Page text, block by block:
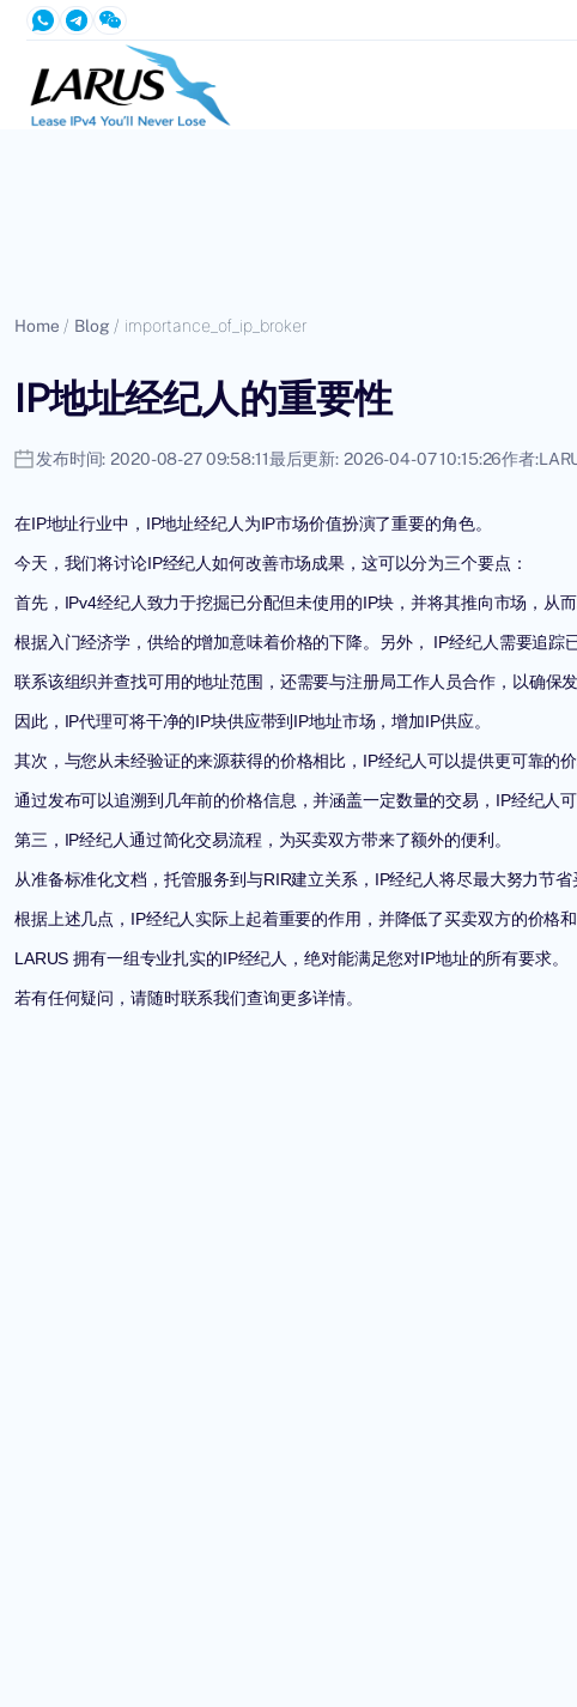
Home / Blog / importance_of_ip_broker
IP地址经纪人的重要性
发布时间: 2020-08-27 09:58:11最后更新: 2026-04-07 10:15:26作者:
在IP地址行业中，IP地址经纪人为IP市场价值扮演了重要的角色。
今天，我们将讨论IP经纪人如何改善市场成果，这可以分为三个要点：
首先，IPv4经纪人致力于挖掘已分配但未使用的IP块，并将其推向市场，从
根据入门经济学，供给的增加意味着价格的下降。另外， IP经纪人需要追踪
联系该组织并查找可用的地址范围，还需要与注册局工作人员合作，以确保
因此，IP代理可将干净的IP块供应带到IP地址市场，增加IP供应。
其次，与您从未经验证的来源获得的价格相比，IP经纪人可以提供更可靠的价
通过发布可以追溯到几年前的价格信息，并涵盖一定数量的交易，IP经纪人
第三，IP经纪人通过简化交易流程，为买卖双方带来了额外的便利。
从准备标准化文档，托管服务到与RIR建立关系，IP经纪人将尽最大努力节省
根据上述几点，IP经纪人实际上起着重要的作用，并降低了买卖双方的价格和
LARUS 拥有一组专业扎实的IP经纪人 ，绝对能满足您对IP地址的所有要求。
若有任何疑问，请随时联系我们查询更多详情。